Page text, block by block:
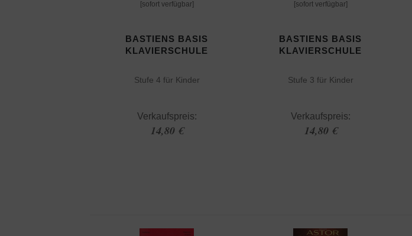
[sofort verfügbar]
BASTIENS BASIS
KLAVIERSCHULE
Stufe 4 für Kinder
Verkaufspreis:
14,80 €
[sofort verfügbar]
BASTIENS BASIS
KLAVIERSCHULE
Stufe 3 für Kinder
Verkaufspreis:
14,80 €